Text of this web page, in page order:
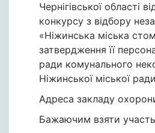
Чернігівської
конкурсу з відбору
«Ніжинська міська
затвердження її
ради комунального
Ніжинської міської
Адреса закладу
Бажаючим взяти участь